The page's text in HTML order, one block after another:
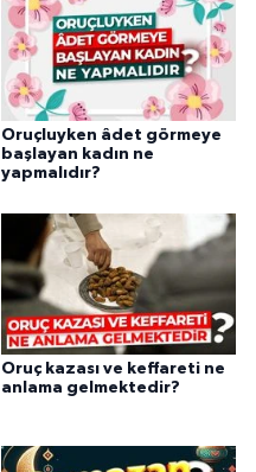
Oruçluyken âdet görmeye
başlayan kadın ne
yapmalıdır?
Oruç kazası ve keffareti ne
anlama gelmektedir?